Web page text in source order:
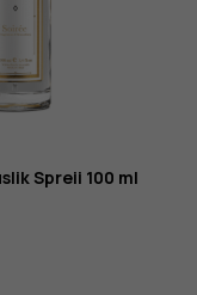
Spreii 100 ml